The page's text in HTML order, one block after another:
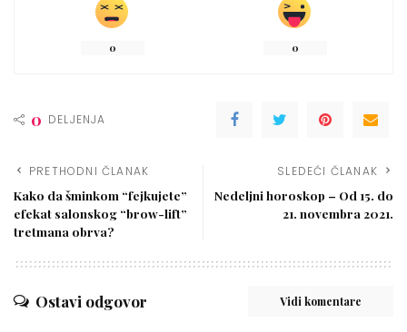
0 0
0 DELJENJA
PRETHODNI ČLANAK
Kako da šminkom “fejkujete”
efekat salonskog “brow-lift”
tretmana obrva?
SLEDEĆI ČLANAK
Nedeljni horoskop – Od 15. do
21. novembra 2021.
Ostavi odgovor Vidi komentare